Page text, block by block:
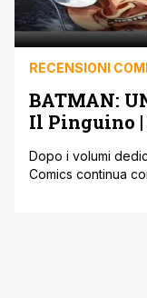
RECENSIONI
BATMAN:
Il Pinguino |
Dopo i volumi
Comics continua